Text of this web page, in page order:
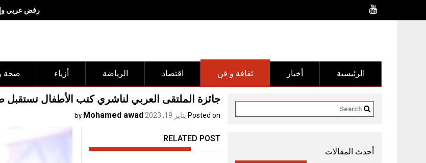
رفض عربي
صحة أزياء الرياضة اقتصاد ثقافة و فن أخبار الرئيسية
جائزة الملتقى العربي لناشري كتب الأطفال تستقبل طلبات الترشح
Posted on يناير 19, 2023 by
Mohamed awad
RELATED POST
أحدث المقالات